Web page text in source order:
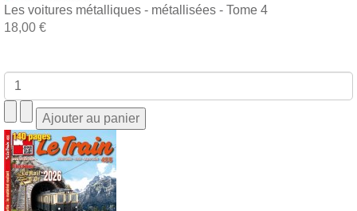
Les voitures métalliques - métallisées - Tome 4
18,00 €